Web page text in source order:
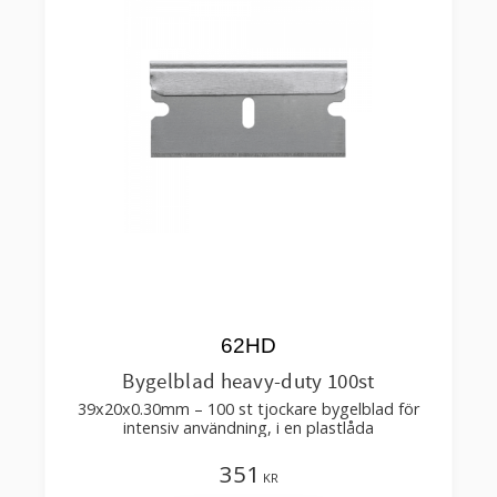
Bygelblad heavy-duty 100st
39x20x0.30mm – 100 st tjockare bygelblad för
intensiv användning, i en plastlåda
62HD
351 KR